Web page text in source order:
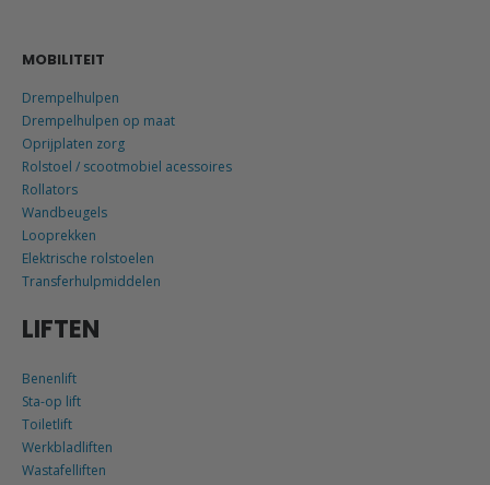
MOBILITEIT
Drempelhulpen
Drempelhulpen op maat
Oprijplaten zorg
Rolstoel / scootmobiel acessoires
Rollators
Wandbeugels
Looprekken
Elektrische rolstoelen
Transferhulpmiddelen
LIFTEN
Benenlift
Sta-op lift
Toiletlift
Werkbladliften
Wastafelliften